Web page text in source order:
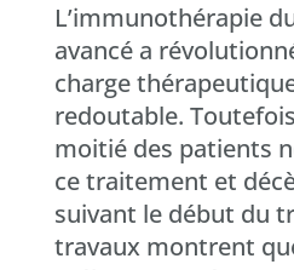
L’immunothérapie
avancé a
charge
redoutable.
moitié des patients
ce traitement et
suivant le début du
travaux montrent